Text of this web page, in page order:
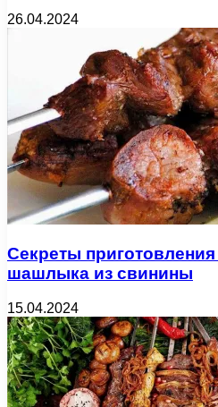
26.04.2024
Секреты
шашлыка из свинины
15.04.2024